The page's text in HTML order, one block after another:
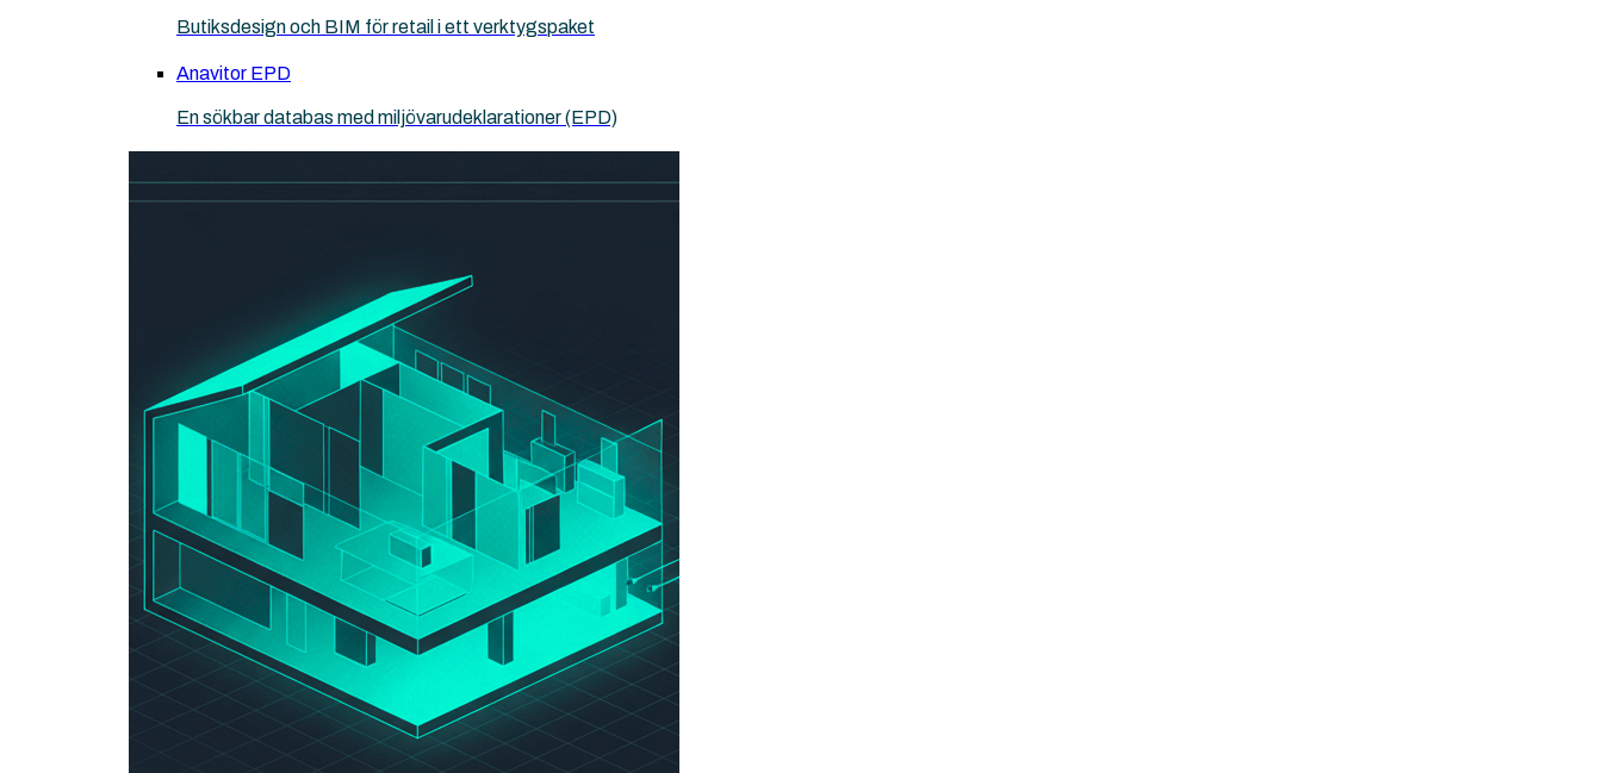
Butiksdesign och BIM för retail i ett verktygspaket
Anavitor EPD
En sökbar databas med miljövarudeklarationer (EPD)